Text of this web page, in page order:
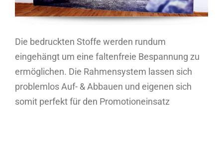
Die bedruckten Stoffe werden rundum
eingehängt um eine faltenfreie Bespannung zu
ermöglichen. Die Rahmensystem lassen sich
problemlos Auf- & Abbauen und eigenen sich
somit perfekt für den Promotioneinsatz